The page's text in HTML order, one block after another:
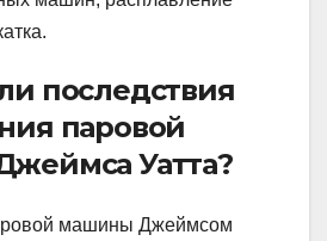
последствия
паровой
Уатта?
машины Джеймсом